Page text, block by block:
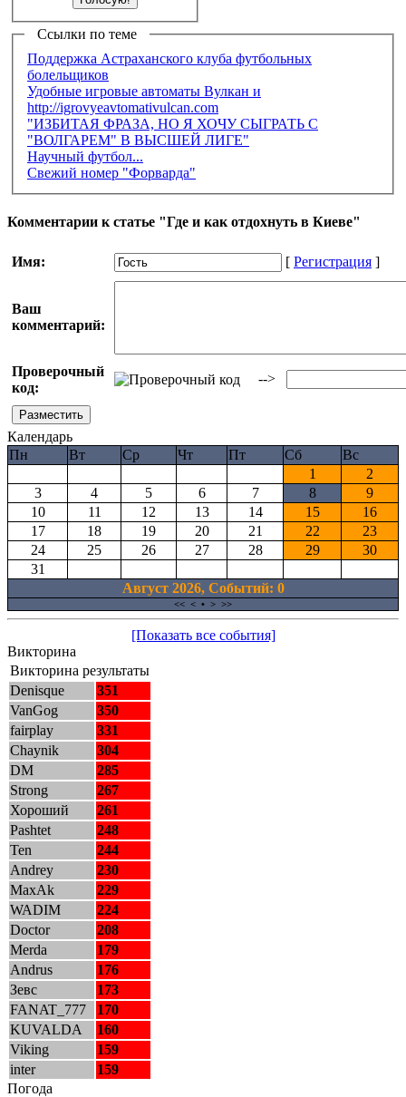
Ссылки по теме
Поддержка Астраханского клуба футбольных
болельщиков
Удобные игровые автоматы Вулкан и
http://igrovyeavtomativulcan.com
"ИЗБИТАЯ ФРАЗА, НО Я ХОЧУ СЫГРАТЬ С
"ВОЛГАРЕМ" В ВЫСШЕЙ ЛИГЕ"
Научный футбол...
Свежий номер "Форварда"
Комментарии к статье "Где и как отдохнуть в Киеве"
Имя: [ Регистрация ]
Ваш
комментарий:
Проверочный
код:
-->
Календарь
Пн
Вт Ср Чт Пт Сб
Вс
1
2
3
4 5 6 7 8
9
10
11 12 13 14 15
16
17
18 19 20 21 22
23
24
25 26 27 28 29
30
31
Август 2026, Cобытий: 0
<< < • > >>
[Показать все события]
Викторина
Викторина результаты
Denisque
351
VanGog
350
fairplay
331
Chaynik
304
DM
285
Strong
267
Хороший
261
Pashtet
248
Ten
244
Andrey
230
MaxAk
229
WADIM
224
Doctor
208
Merda
179
Andrus
176
Зевс
173
FANAT_777
170
KUVALDA
160
Viking
159
inter
159
Погода